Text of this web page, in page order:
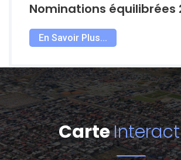
Nominations équilibrées
En Savoir Plus...
Carte